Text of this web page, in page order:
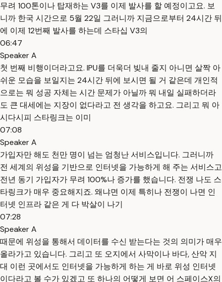
무려 100톤이나 탑재하는 V3를 이제 발사를 할 예정이고요. 보
니까 한국 시간으로 5월 22일 그러니까 지금으로부터 24시간 뒤
에 이제 12번째 발사를 하는데 스타십 V3의
06:47
Speaker A
첫 번째 비행이더라고요. IPU를 더욱더 빚내 줄지 아니면 살짝 아
쉬운 모습을 보일지는 24시간 뒤에 보시면 될 거 같은데 개인적
으로는 뭐 성공 자체는 시간 문제가 아닐까 뭐 내일 실패하더라
도 큰 대세에는 지장이 없다라고 전 생각을 하고요. 그리고 뭐 아
시다시피 스타링크는 이미
07:08
Speaker A
가입자만 해도 천만 명이 넘는 엄청난 서비스입니다. 그러니까
전 세계의 위성을 기반으로 인터넷을 가능하게 해 주는 서비스고
전년 동기 가입자가 무려 100%나 증가를 했습니다. 전쟁 나도 스
타링크가 매우 중요해지죠. 왜냐면 이제 특히나 전쟁이 나면 인
터넷 인프라 같은 게 다 박살이 나기
07:28
Speaker A
때문에 위성을 통해서 데이터를 수신 받는다는 것의 의미가 매우
올라가고 있습니다. 그리고 또 오지에서 사막이나 바다, 산악 지
대 이런 곳에서도 인터넷을 가능하게 하는 게 바로 위성 인터넷
이다라고 볼 수가 있겠고 또 하나의 어떻게 보면 어 스페이스X의